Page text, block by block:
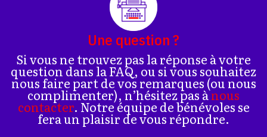
Une question ?
Si vous ne trouvez pas la réponse à votre
question dans la FAQ, ou si vous souhaitez
nous faire part de vos remarques (ou nous
complimenter), n’hésitez pas ànous
contacter. Notre équipe de bénévoles se
fera un plaisir de vous répondre.